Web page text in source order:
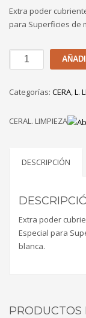
Extra poder
para Superficies de
CERA
EN
ROJO
DE
cantidad
Categorías: CERA,L.
CERAL. LIMPIEZA
DESCRIPCIÓN
Extra poder
Especial para
blanca.
PRODUCTOS